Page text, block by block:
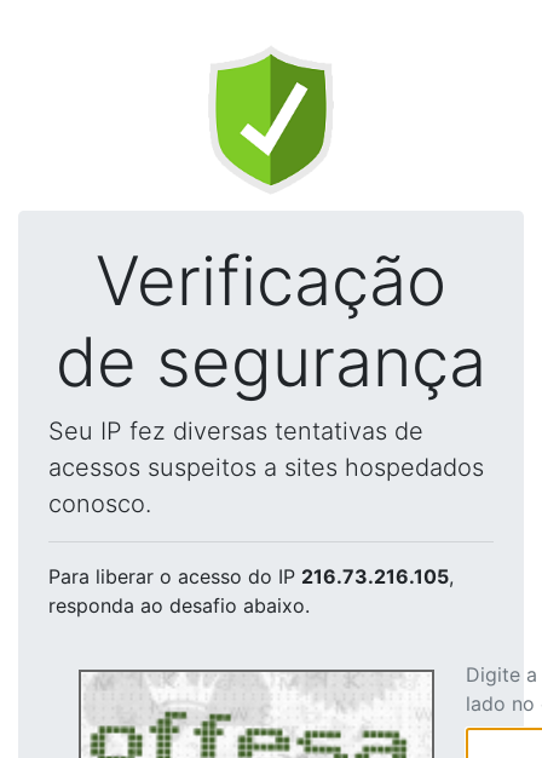
Verificação
de segurança
Seu IP fez diversas tentativas de
acessos suspeitos a sites hospedados
conosco.
Para liberar o acesso do IP 216.73.216.105,
responda ao desafio abaixo.
Digite
lado no